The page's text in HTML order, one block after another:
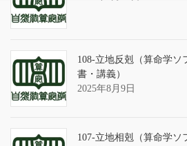
108-立地反剋（算命学
書・講義）
2025年8月9日
107-立地相剋（算命学